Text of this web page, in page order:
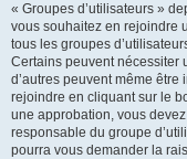
« Groupes d’utilisateurs »
vous souhaitez en rejoindre
tous les groupes
Certains peuvent nécessiter
d’autres peuvent même
rejoindre en cliquant sur le
une approbation, vous
responsable du groupe
pourra vous demander la